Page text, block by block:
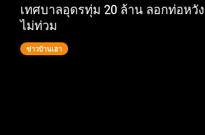
เทศบาลอุดรทุ่ม 20 ล้าน ลอกท่อหวั
ไม่ท่วม
ข่าวบ้านเฮา